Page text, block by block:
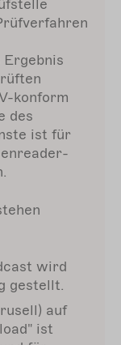
konform
des
ist für
wird
gestellt.
auf
ist